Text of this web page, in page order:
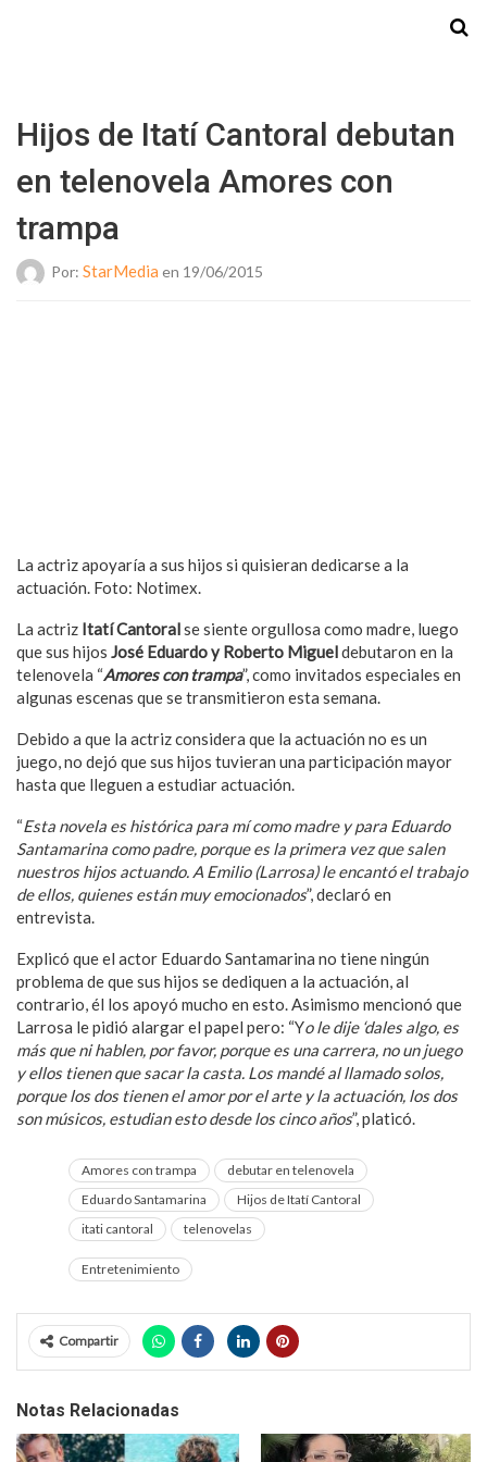
Hijos de Itatí Cantoral debutan
en telenovela Amores con
trampa
Por: StarMedia en 19/06/2015
La actriz apoyaría a sus hijos si quisieran dedicarse a la
actuación. Foto: Notimex.
La actriz Itatí Cantoralse siente orgullosa como madre, luego
que sus hijos José Eduardo y Roberto Migueldebutaron en la
telenovela “Amores con trampa”, como invitados especiales en
algunas escenas que se transmitieron esta semana.
Debido a que la actriz considera que la actuación no es un
juego, no dejó que sus hijos tuvieran una participación mayor
hasta que lleguen a estudiar actuación.
“Esta novela es histórica para mí como madre y para Eduardo
Santamarina como padre, porque es la primera vez que salen
nuestros hijos actuando. A Emilio (Larrosa) le encantó el trabajo
de ellos, quienes están muy emocionados”, declaró en
entrevista.
Explicó que el actor Eduardo Santamarina no tiene ningún
problema de que sus hijos se dediquen a la actuación, al
contrario, él los apoyó mucho en esto. Asimismo mencionó que
Larrosa le pidió alargar el papel pero: “Yo le dije ‘dales algo, es
más que ni hablen, por favor, porque es una carrera, no un juego
y ellos tienen que sacar la casta. Los mandé al llamado solos,
porque los dos tienen el amor por el arte y la actuación, los dos
son músicos, estudian esto desde los cinco años”, platicó.
Amores con trampa
debutar en telenovela
Eduardo Santamarina
Hijos de Itatí Cantoral
itati cantoral
telenovelas
Entretenimiento
Compartir
Notas Relacionadas